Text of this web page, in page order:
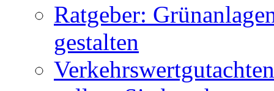
Ratgeber:
gestalten